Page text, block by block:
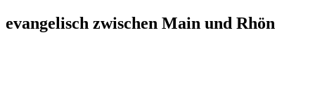
evangelisch zwischen Main und Rhön